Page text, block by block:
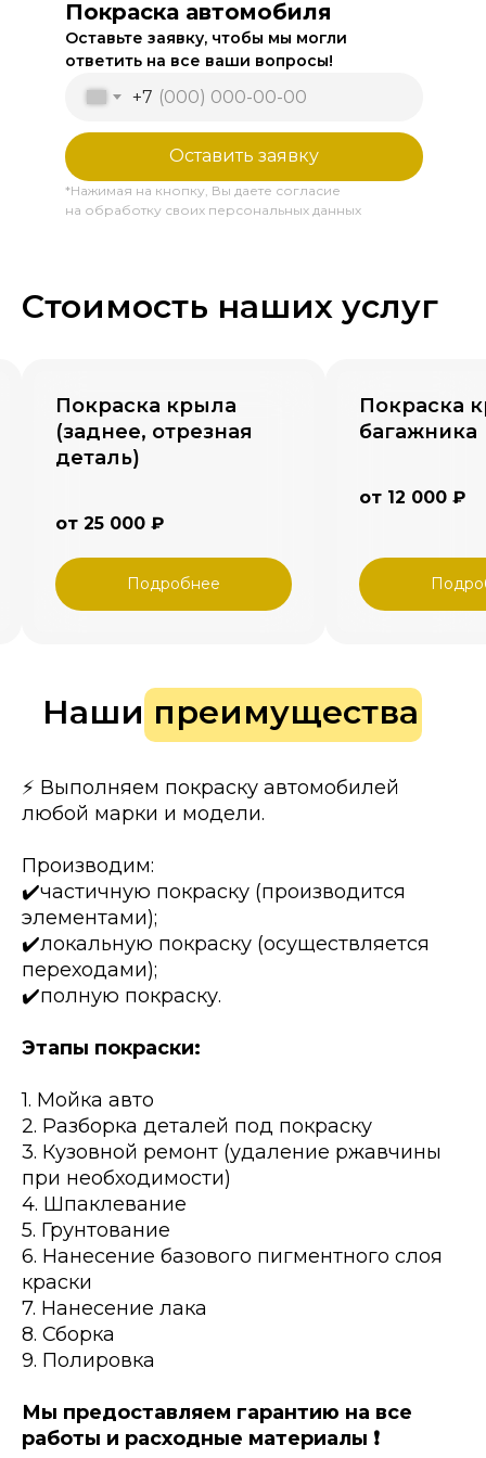
Покраска автомобиля
Оставьте заявку, чтобы мы могли
ответить на все ваши вопросы!
+7
Оставить заявку
*Нажимая на кнопку, Вы даете согласие
на обработку своих персональных данных
Стоимость наших услуг
Покраска крыла
(заднее, отрезная
деталь)
от 25 000 ₽
Подробнее
Покраска
багажника
от 12 000 ₽
Наши преимущества
⚡️ Выполняем покраску автомобилей
любой марки и модели.
Производим:
✔️частичную покраску (производится
элементами);
✔️локальную покраску (осуществляется
переходами);
✔️полную покраску.
Этапы покраски:
1. Мойка авто
2. Разборка деталей под покраску
3. Кузовной ремонт (удаление ржавчины
при необходимости)
4. Шпаклевание
5. Грунтование
6. Нанесение базового пигментного слоя
краски
7. Нанесение лака
8. Сборка
9. Полировка
Мы предоставляем гарантию на все
работы и расходные материалы ❗️